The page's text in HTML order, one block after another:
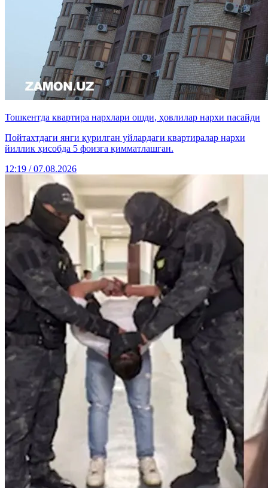
Тошкентда квартира нархлари ошди, ҳовлилар нархи пасайди
Пойтахтдаги янги қурилган уйлардаги квартиралар нархи
йиллик ҳисобда 5 фоизга қимматлашган.
12:19 / 07.08.2026